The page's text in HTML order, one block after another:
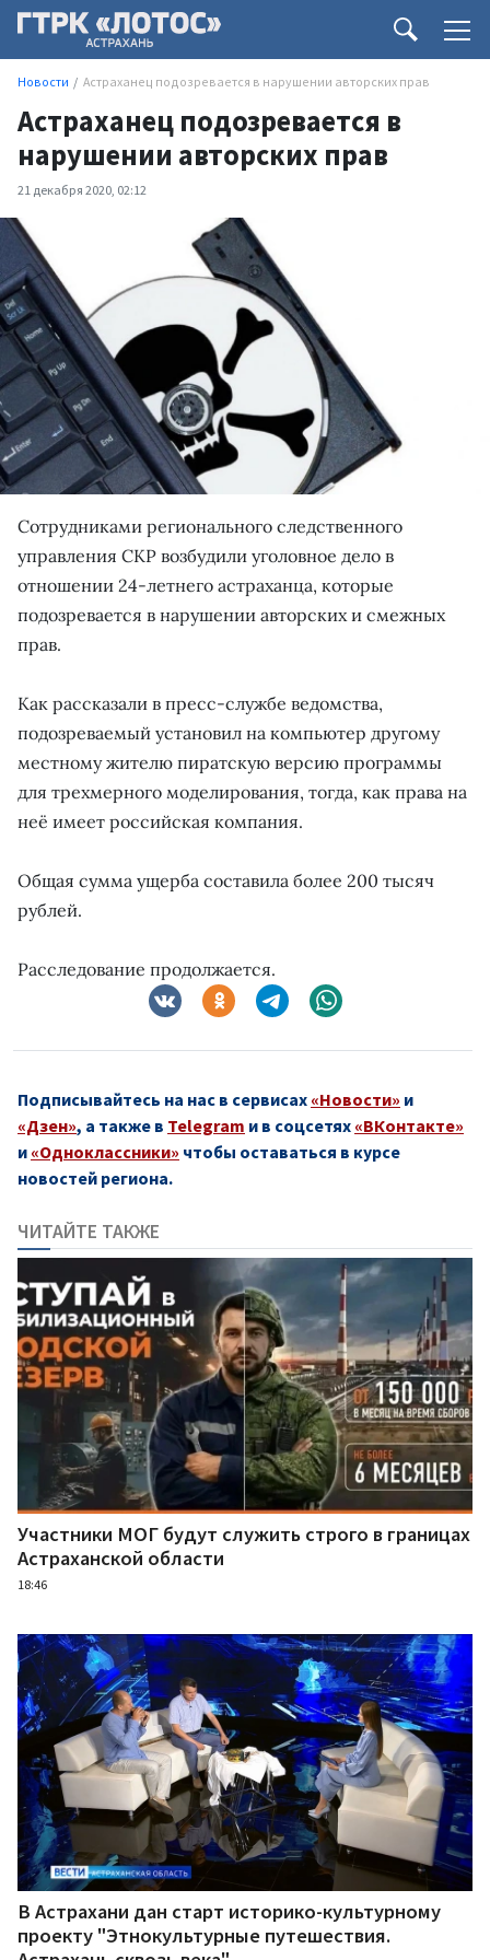
Новости Астраханец подозревается в нарушении авторских прав
Астраханец подозревается в
нарушении авторских прав
21 декабря 2020, 02:12
Сотрудниками регионального следственного
управления СКР возбудили уголовное дело в
отношении 24-летнего астраханца, которые
подозревается в нарушении авторских и смежных
прав.
Как рассказали в пресс-службе ведомства,
подозреваемый установил на компьютер другому
местному жителю пиратскую версию программы
для трехмерного моделирования, тогда, как права на
неё имеет российская компания.
Общая сумма ущерба составила более 200 тысяч
рублей.
Расследование продолжается.
Подписывайтесь на нас в сервисах «Новости» и
«Дзен», а также в Telegram и в соцсетях «ВКонтакте»
и «Одноклассники» чтобы оставаться в курсе
новостей региона.
ЧИТАЙТЕ ТАКЖЕ
Участники МОГ будут служить строго в границах
Астраханской области
18:46
В Астрахани дан старт историко-культурному
проекту "Этнокультурные путешествия.